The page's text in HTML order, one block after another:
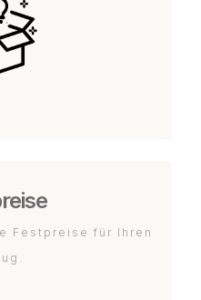
Festpreise für Ihren